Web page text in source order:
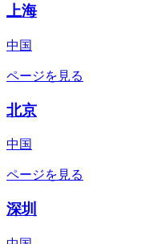
上海
中国
ページを見る
北京
中国
ページを見る
深圳